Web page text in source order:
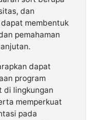
dan
membentuk
pemahaman
dapat
program
di lingkungan
memperkuat
pada